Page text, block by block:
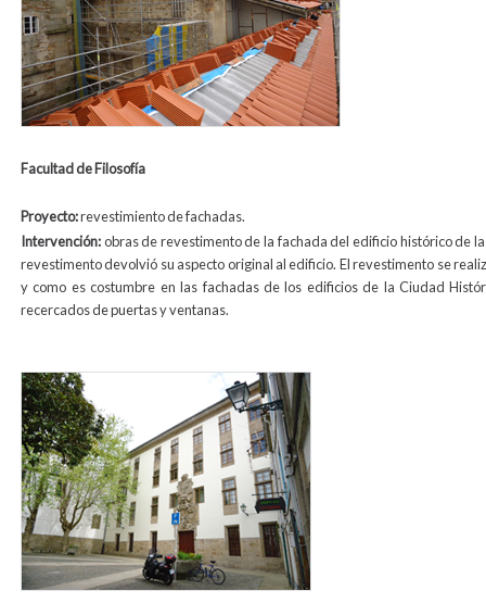
Facultad de Filosofía
Proyecto:revestimiento de fachadas.
Intervención:obras de revestimento de la fachada del edificio histórico de
revestimento devolvió su aspecto original al edificio. El revestimento se
y como es costumbre en las fachadas de los edificios de la Ciudad
recercados de puertas y ventanas.
revestimiento_filosofia2.jpg